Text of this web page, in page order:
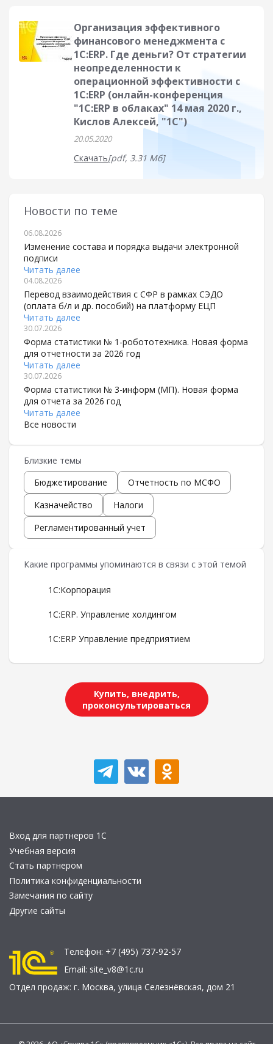
Организация эффективного
финансового менеджмента с
1С:ERP. Где деньги? От стратегии
неопределенности к
операционной эффективности с
1С:ERP (онлайн-конференция
"1С:ERP в облаках" 14 мая 2020 г.,
Кислов Алексей, "1С")
20.05.2020
Скачать[pdf, 3.31 Мб]
Близкие темы
Бюджетирование
Отчетность по МСФО
Казначейство
Налоги
Регламентированный учет
Какие программы упоминаются в связи с этой темой
1С:Корпорация
1С:ERP. Управление холдингом
1С:ERP Управление предприятием
Новости по теме
06.08.2026
Изменение состава и порядка выдачи электронной
подписи
Читать далее
04.08.2026
Перевод взаимодействия с СФР в рамках СЭДО
(оплата б/л и др. пособий) на платформу ЕЦП
Читать далее
30.07.2026
Форма статистики № 1-робототехника. Новая форма
для отчетности за 2026 год
Читать далее
30.07.2026
Форма статистики № 3-информ (МП). Новая форма
для отчета за 2026 год
Читать далее
Все новости
Купить, внедрить,
проконсультироваться
Вход для партнеров 1С
Учебная версия
Стать партнером
Политика конфиденциальности
Замечания по сайту
Другие сайты
Телефон: +7 (495) 737-92-57
Email: site_v8@1c.ru
Отдел продаж: г. Москва, улица Селезнёвская, дом 21